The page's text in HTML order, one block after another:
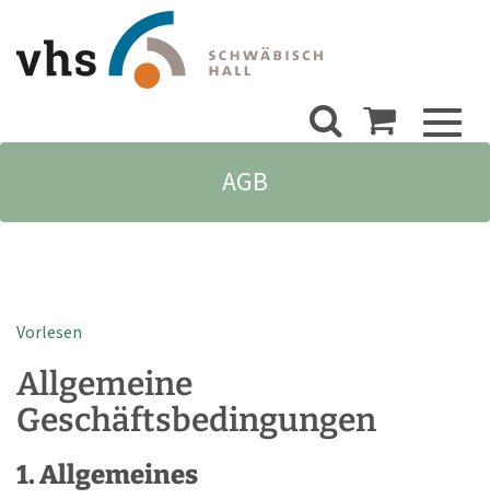
AGB
Vorlesen
Allgemeine
Geschäftsbedingungen
1. Allgemeines